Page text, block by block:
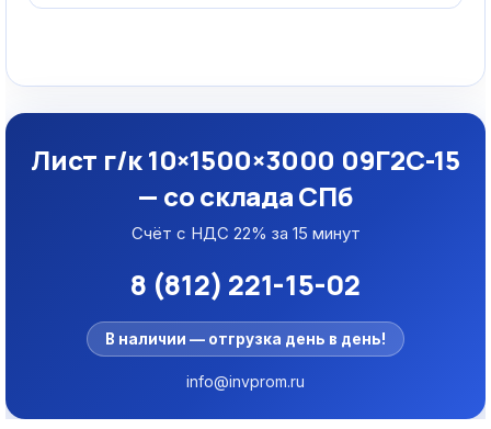
Лист г/к 10×1500×3000 09Г2С-15
— со склада СПб
Счёт с НДС 22% за 15 минут
8 (812) 221-15-02
В наличии — отгрузка день в день!
info@invprom.ru